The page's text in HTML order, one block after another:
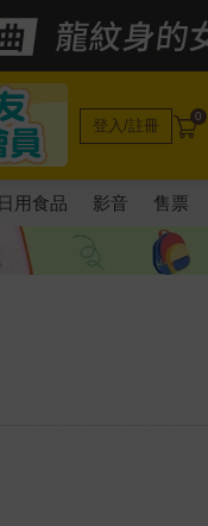
登入/註冊 0
日用食品 影音 售票